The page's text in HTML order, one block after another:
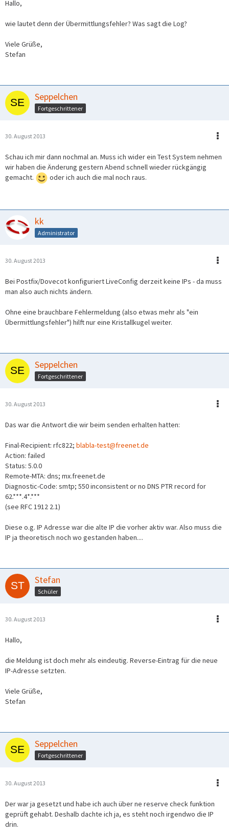
Hallo,
wie lautet denn der Übermittlungsfehler? Was sagt die Log?
Viele Grüße,
Stefan
Seppelchen
Fortgeschrittener
30. August 2013
Schau ich mir dann nochmal an. Muss ich wider ein Test System nehmen
wir haben die Änderung gestern Abend schnell wieder rückgängig
gemacht.
oder ich auch die mal noch raus.
kk
Administrator
30. August 2013
Bei Postfix/Dovecot konfiguriert LiveConfig derzeit keine IPs - da muss
man also auch nichts ändern.
Ohne eine brauchbare Fehlermeldung (also etwas mehr als "ein
Übermittlungsfehler") hilft nur eine Kristallkugel weiter.
Seppelchen
Fortgeschrittener
30. August 2013
Das war die Antwort die wir beim senden erhalten hatten:
Final-Recipient: rfc822; blabla-test@freenet.de
Action: failed
Status: 5.0.0
Remote-MTA: dns; mx.freenet.de
Diagnostic-Code: smtp; 550 inconsistent or no DNS PTR record for
62.***.4*.***
(see RFC 1912 2.1)
Diese o.g. IP Adresse war die alte IP die vorher aktiv war. Also muss die
IP ja theoretisch noch wo gestanden haben....
Stefan
Schüler
30. August 2013
Hallo,
die Meldung ist doch mehr als eindeutig. Reverse-Eintrag für die neue
IP-Adresse setzten.
Viele Grüße,
Stefan
Seppelchen
Fortgeschrittener
30. August 2013
Der war ja gesetzt und habe ich auch über ne reserve check funktion
geprüft gehabt. Deshalb dachte ich ja, es steht noch irgendwo die IP
drin.